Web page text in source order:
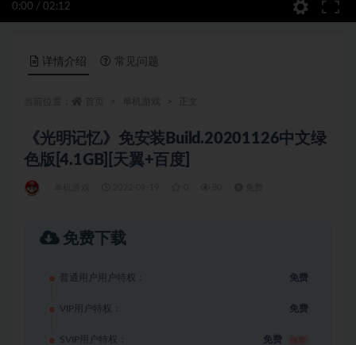
0:00 / 02:12
详情介绍 常见问题
《光明记忆》免安装Build.20201126中文绿
色版[4.1GB][天翼+百度]
免费下载
普通用户用户特权： 免费
VIP用户特权： 免费
SVIP用户特权： 免费